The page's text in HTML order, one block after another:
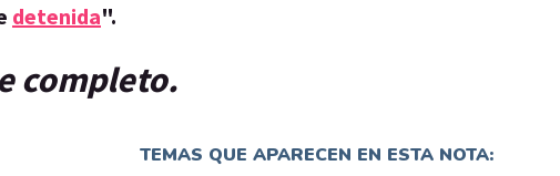
detenida".
completo.
TEMAS QUE APARECEN EN ESTA NOTA: